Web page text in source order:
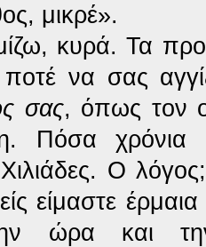
μικρέ».
κυρά. Τα
ποτέ να σας
σας, όπως τον
Πόσα χρόνια
Ο
είμαστε
ώρα και